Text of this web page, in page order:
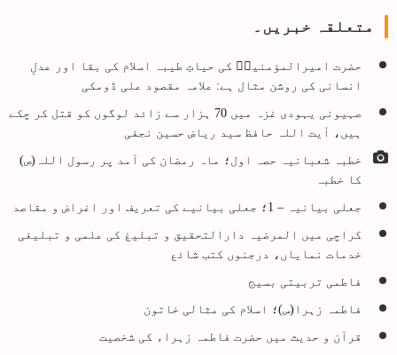
متعلقہ خبریں۔
حضرت امیرالمؤمنینؑ کی حیاتِ طیبہ اسلام کی بقا اور عدلِ
انسانی کی روشن مثال ہے: علامہ مقصود علی ڈومکی
صہیونی یہودی غزہ میں 70 ہزار سے زائد لوگوں کو قتل کر چکے
ہیں، آیت اللہ حافظ سید ریاض حسین نجفی
خطبہ شعبانیہ حصہ اول؛ ماہ رمضان کی آمد پر رسول اللہ(ص)
کا خطبہ
جعلی بیانیہ – 1؛ جعلی بیانیے کی تعریف اور اغراض و مقاصد
کراچی میں المرضیہ دارالتحقیق و تبلیغ کی علمی و تبلیغی
خدمات نمایاں، درجنوں کتب شائع
فاطمی تربیتی بسیج
فاطمہ زہرا(س)؛ اسلام کی مثالی خاتون
قرآن و حدیث میں حضرت فاطمہ زہراء کی شخصیت